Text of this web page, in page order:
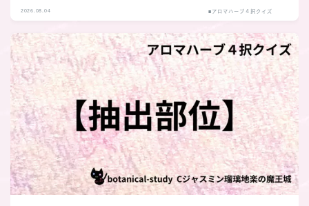
2026.08.04 ■アロマハーブ４択クイズ